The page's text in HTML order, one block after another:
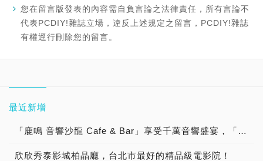
您在留言版發表的內容需自負言論之法律責任，所有言論不
代表PCDIY!雜誌立場，違反上述規定之留言，PCDIY!雜誌
有權逕行刪除您的留言。
最近新增
「鹿鳴 音響沙龍 Cafe & Bar」享受千萬音響盛宴，「聽黑膠 古典樂 流行音樂 談音樂 聊音響 喝咖啡 品美酒」體驗「Burmester 柏林之音旗艦擴大器」與「B&W Nautilus 鸚鵡螺頂級喇叭 」發燒音響迷人魅力！
欣欣秀泰影城柏晶廳，台北市最好的精品級電影院！